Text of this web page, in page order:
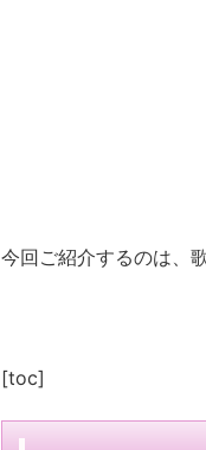
今回ご紹介するのは、
[toc]